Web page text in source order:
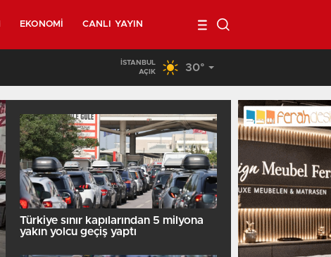
EKONOMI CANLI YAYIN
Belçika’da kendi minibüsünün altında kalan 40
İSTANBUL
AÇIK
30°
Türkiye sınır kapılarından 5 milyona
yakın yolcu geçiş yaptı